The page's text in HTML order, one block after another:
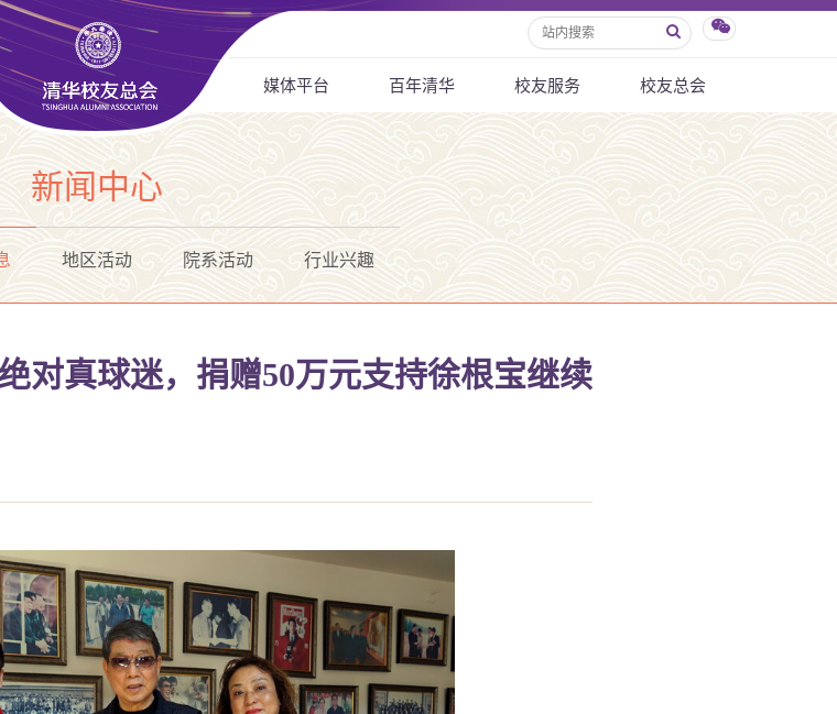
媒体平台 百年清华 校友服务 校友总会
新闻中心
地区活动 院系活动 行业兴趣
对真球迷，捐赠50万元支持徐根宝继续